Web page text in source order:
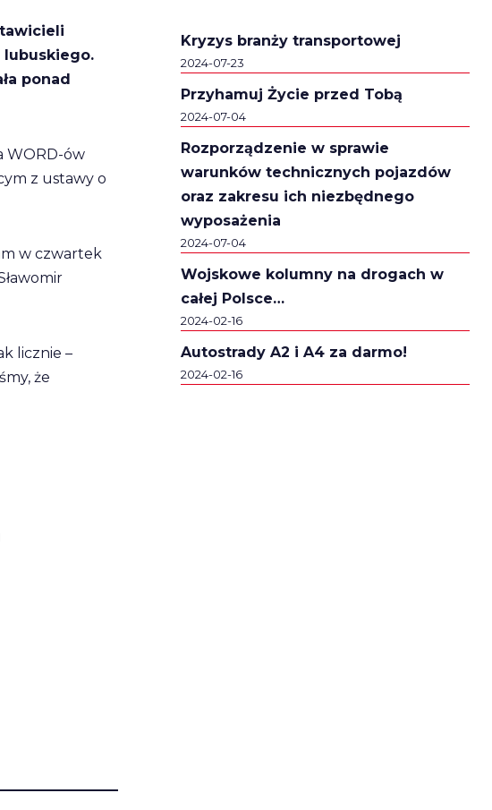
ponad
WORD-ów
z ustawy o
w czwartek
licznie –
że
Kryzys branży transportowej
2024-07-23
Przyhamuj Życie przed Tobą
2024-07-04
Rozporządzenie w sprawie
warunków technicznych pojazdów
oraz zakresu ich niezbędnego
wyposażenia
2024-07-04
Wojskowe kolumny na drogach w
całej Polsce…
2024-02-16
Autostrady A2 i A4 za darmo!
2024-02-16